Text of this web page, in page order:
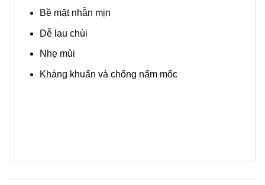
Bề mặt nhẵn mịn
Dễ lau chùi
Nhẹ mùi
Kháng khuẩn và chống nấm mốc